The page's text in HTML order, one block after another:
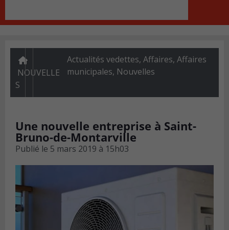
NOUVELLE
S
Actualités vedettes, Affaires, Affaires
municipales, Nouvelles
Une nouvelle entreprise à Saint-
Bruno-de-Montarville
Publié le 5 mars 2019 à 15h03